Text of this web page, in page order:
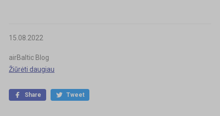
15.08.2022
airBaltic Blog
Žiūrėti daugiau
Share Tweet